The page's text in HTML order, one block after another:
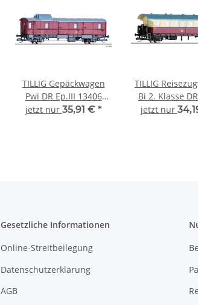
TILLIG Gepäckwagen
Pwi DR Ep.III 13406
Spur TT
jetzt nur 35,91 € *
TILLIG
Bi 2. Klasse
13021 Spur
jetzt nur
Gesetzliche Informationen
Online-Streitbeilegung
Datenschutzerklärung
AGB